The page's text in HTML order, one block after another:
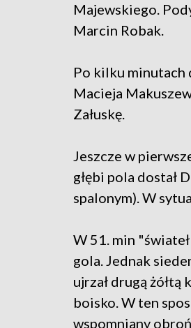
Majewskiego.
Marcin Robak.
Po kilku minutach
Macieja
Załuskę.
Jeszcze w
głębi pola dostał
spalonym). W
W 51. min
gola. Jednak
ujrzał drugą żółtą
boisko. W ten
wspomniany